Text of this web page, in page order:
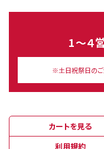
1～４
※土日祝祭日のご
カートを見る
利用規約